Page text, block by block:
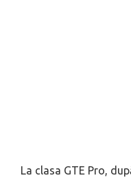
La clasa GTE Pro,